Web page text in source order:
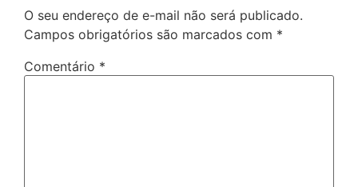
O seu endereço de e-mail não será publicado.
Campos obrigatórios são marcados com *
Comentário *